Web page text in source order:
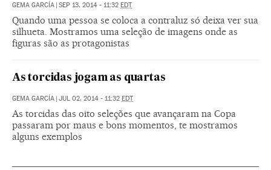
GEMA GARCÍA SEP 13, 2014 - 11:32 EDT
Quando uma pessoa se coloca a contraluz só deixa ver sua
silhueta. Mostramos uma seleção de imagens onde as
figuras são as protagonistas
As torcidas jogam as quartas
GEMA GARCÍA JUL 02, 2014 - 11:32 EDT
As torcidas das oito seleções que avançaram na Copa
passaram por maus e bons momentos, te mostramos
alguns exemplos